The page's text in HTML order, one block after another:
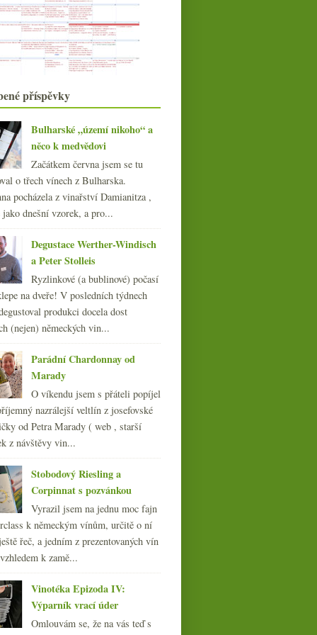
Skvělý Riesling z Wachau
a Pinot Noir z Falce
Crémant z Jury a opulentnější Pinot
z Mostu
Červená z Egeru od doktora
Stumpfa
Las Pizarras aneb velká „chladná“
Riesling s pozvánkou a další
šťavnatý z Frank
Univerzitní aukce, St.Emilion, bio
družstevní Cham...
Třikrát Jura od Château d'Arlay
května(22)
dubna(19)
března(22)
února(15)
ledna
(239)
(239)
(238)
2018
(250)
(251)
(254)
(249)
2012 (254)
2011 (252)
(249)
(249)
(270)
(108)
příspěvky
Bulharské „území nikoho“ a
něco k medvědovi
Začátkem června jsem se tu
o třech vínech z Bulharska.
pocházela z vinařství Damianitza ,
jako dnešní vzorek, a pro...
Degustace Werther-Windisch
a Peter Stolleis
Ryzlinkové (a bublinové) počasí
na dveře! V posledních týdnech
produkci docela dost
(nejen) německých vin...
Parádní Chardonnay od
Marady
O víkendu jsem s přáteli popíjel
nazrálejší veltlín z josefovské
od Petra Marady ( web , starší
z návštěvy vin...
Stobodový Riesling a
Corpinnat s pozvánkou
Vyrazil jsem na jednu moc fajn
k německým vínům, určitě o ní
řeč, a jedním z prezentovaných vín
k zamě...
Vinotéka Epizoda IV:
Výparník vrací úder
Omlouvám se, že na vás teď s